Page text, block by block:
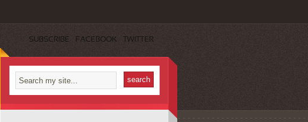
SUBSCRIBE FACEBOOK TWITTER